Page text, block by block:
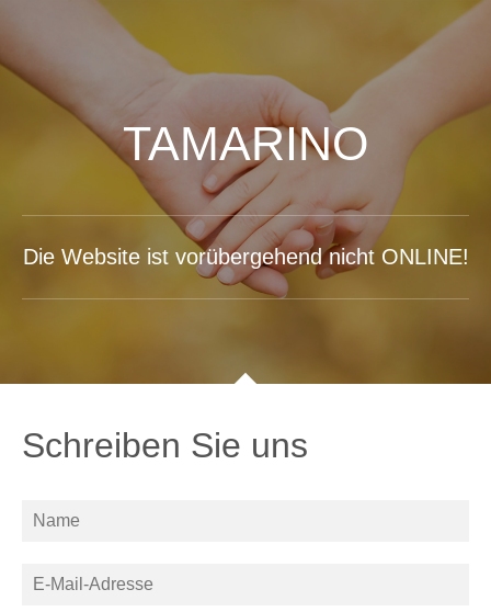
TAMARINO
Die Website ist vorübergehend nicht ONLINE!
Schreiben Sie uns